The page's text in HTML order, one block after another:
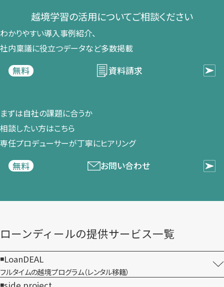
越境学習の​活用に​ついて​ご相談ください​
わかりやすい導入事例紹介、​
社内稟議に​役立つデータなど​多数掲載
無料
資料請求
まずは​自社の​課題に​合うか​
相談したい方は​こちら
専任プロデューサーが​丁寧に​ヒアリング
無料
お問い合わせ
ローンディールの​提供サービス一覧
LoanDEAL
フルタイムの越境プログラム​（レンタル移籍）